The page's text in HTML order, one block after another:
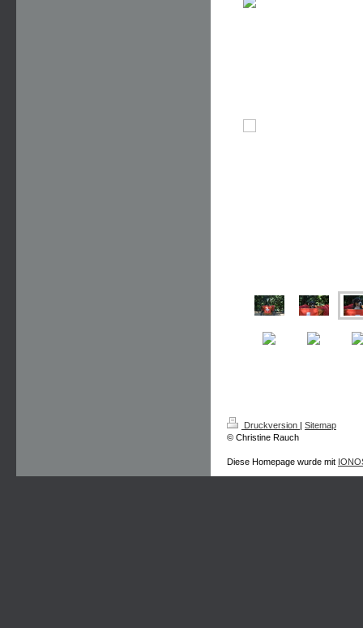
Druckversion | Sitemap
© Christine Rauch
Diese Homepage wurde mit